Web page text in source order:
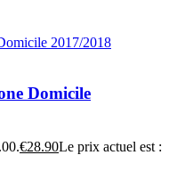
Domicile
€28.90Le prix actuel est :